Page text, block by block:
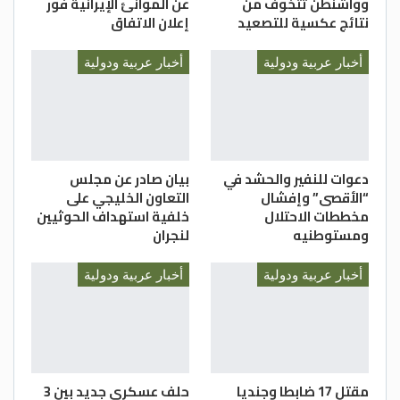
نتائج عكسية للتصعيد إعلان الاتفاق
أخبار عربية ودولية
دعوات للنفير والحشد في
“الأقصى” وإفشال
مخططات الاحتلال
ومستوطنيه
أخبار عربية ودولية
بيان صادر عن مجلس
التعاون الخليجي على
خلفية استهداف الحوثيين
لنجران
أخبار عربية ودولية
مقتل 17 ضابطا وجنديا
أخبار عربية ودولية
حلف عسكري جديد بين 3